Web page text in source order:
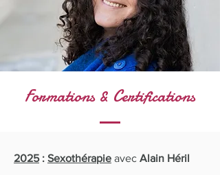
Formations & Certifications
2025: Sexothérapie avec Alain Héril